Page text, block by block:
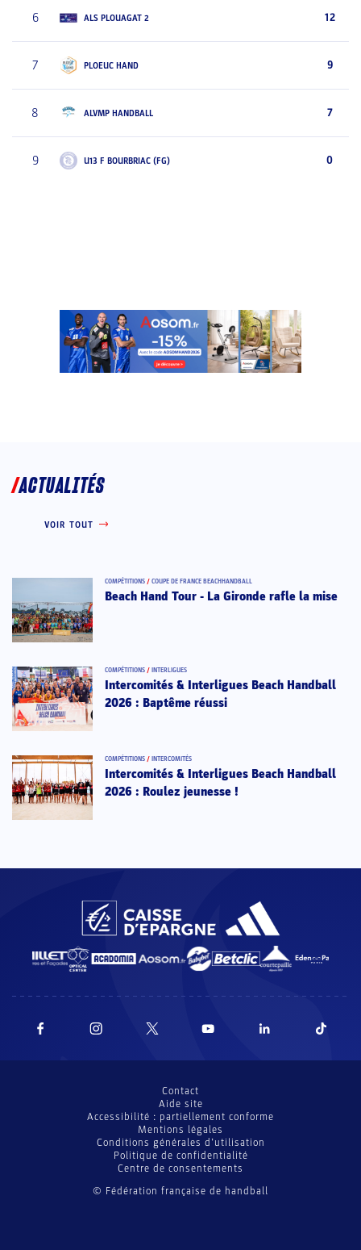
6 ALS PLOUAGAT 2 12
7 PLOEUC HAND 9
8 ALVMP HANDBALL 7
9 U13 F BOURBRIAC (FG) 0
ACTUALITÉS
VOIR TOUT
COMPÉTITIONS / COUPE DE FRANCE BEACHHANDBALL
Beach Hand Tour - La Gironde rafle la mise
COMPÉTITIONS / INTERLIGUES
Intercomités & Interligues Beach Handball
2026 : Baptême réussi
COMPÉTITIONS / INTERCOMITÉS
Intercomités & Interligues Beach Handball
2026 : Roulez jeunesse !
© Fédération française de handball
Contact
Aide site
Accessibilité : partiellement conforme
Mentions légales
Conditions générales d’utilisation
Politique de confidentialité
Centre de consentements